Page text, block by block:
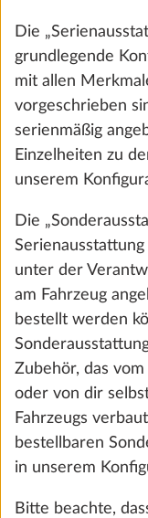
Bettumbau
Die
grundlegende
mit allen
vorgeschrieben
serienmäßig
Einzelheiten zu
unserem
Die
unter der
am Fahrzeug
bestellt werden
Zubehör, das
oder von dir
Fahrzeugs
bestellbaren
in unserem
Bitte beachte,